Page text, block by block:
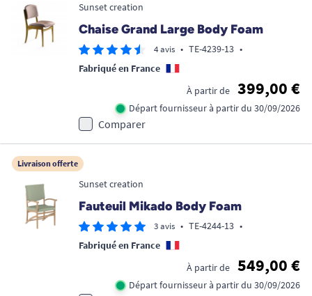
Sunset creation
Chaise Grand Large Body Foam
4 avis • TE-4239-13 •
Fabriqué en France
À partir de
399,00 €
Départ fournisseur à partir du 30/09/2026
Comparer
Livraison offerte
Sunset creation
Fauteuil Mikado Body Foam
3 avis • TE-4244-13 •
Fabriqué en France
À partir de
549,00 €
Départ fournisseur à partir du 30/09/2026